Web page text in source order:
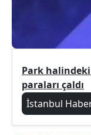
Park
paraları çaldı
İstanbul